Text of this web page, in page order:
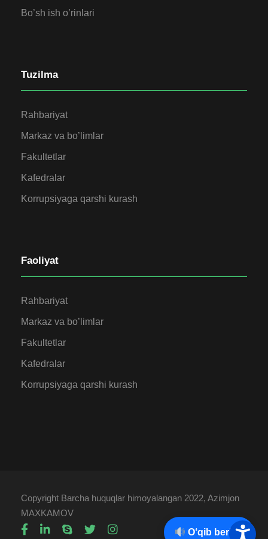
Bo’sh ish o’rinlari
Tuzilma
Rahbariyat
Markaz va bo’limlar
Fakultetlar
Kafedralar
Korrupsiyaga qarshi kurash
Faoliyat
Rahbariyat
Markaz va bo’limlar
Fakultetlar
Kafedralar
Korrupsiyaga qarshi kurash
Copyright Barcha huquqlar himoyalangan 2022, Azimjon
MAXKAMOV
O‘qib berish